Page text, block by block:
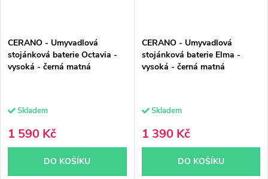
CERANO - Umyvadlová
stojánková baterie Octavia -
vysoká - černá matná
Skladem
1 590 Kč
DO KOŠÍKU
CERANO - Umyvadlová
stojánková baterie Elma -
vysoká - černá matná
Skladem
1 390 Kč
DO KOŠÍKU